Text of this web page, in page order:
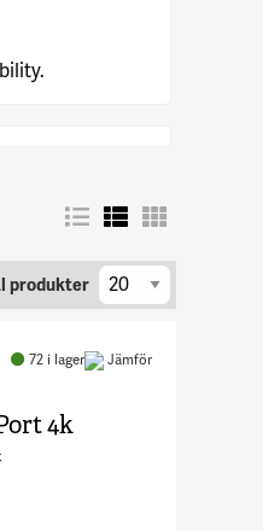
produkter
72 i lager Jämför
4k